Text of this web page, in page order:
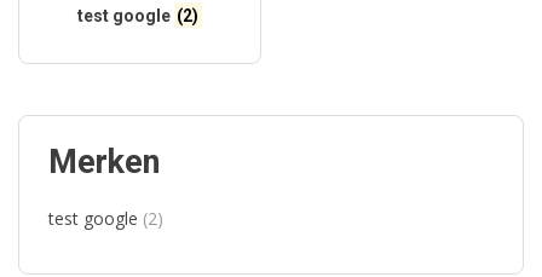
test google (2)
Merken
test google (2)